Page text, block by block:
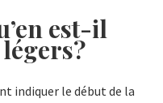
est-il
indiquer le début de la